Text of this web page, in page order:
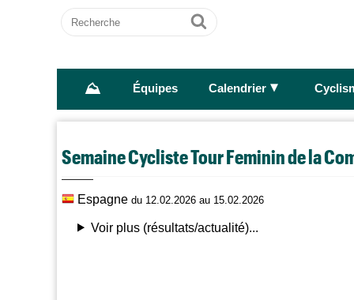
Recherche
Ok
⛰ Équipes Calendrier ►
Semaine Cycliste Tour Feminin de la
Espagne du 12.02.2026 au 15.02.2026
Voir plus (résultats/actualité)...